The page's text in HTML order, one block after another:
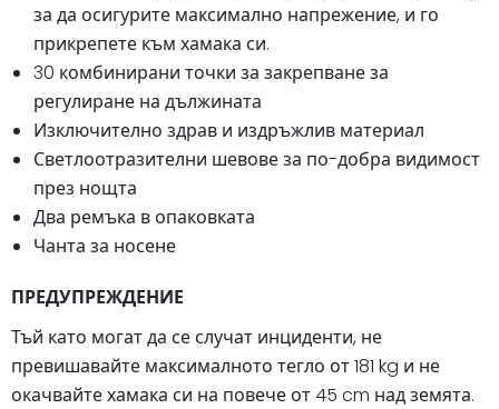
за да осигурите максимално напрежение, и го
прикрепете към хамака си.
30 комбинирани точки за закрепване за
регулиране на дължината
Изключително здрав и издръжлив материал
Светлоотразителни шевове за по-добра видимост
през нощта
Два ремъка в опаковката
Чанта за носене
ПРЕДУПРЕЖДЕНИЕ
Тъй като могат да се случат инциденти, не
превишавайте максималното тегло от 181 kg и не
окачвайте хамака си на повече от 45 cm над земята.